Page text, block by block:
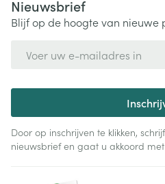
Nieuwsbrief
Blijf op de hoogte van nieuwe
Door op inschrijven te klikken,
nieuwsbrief en gaat u akkoord